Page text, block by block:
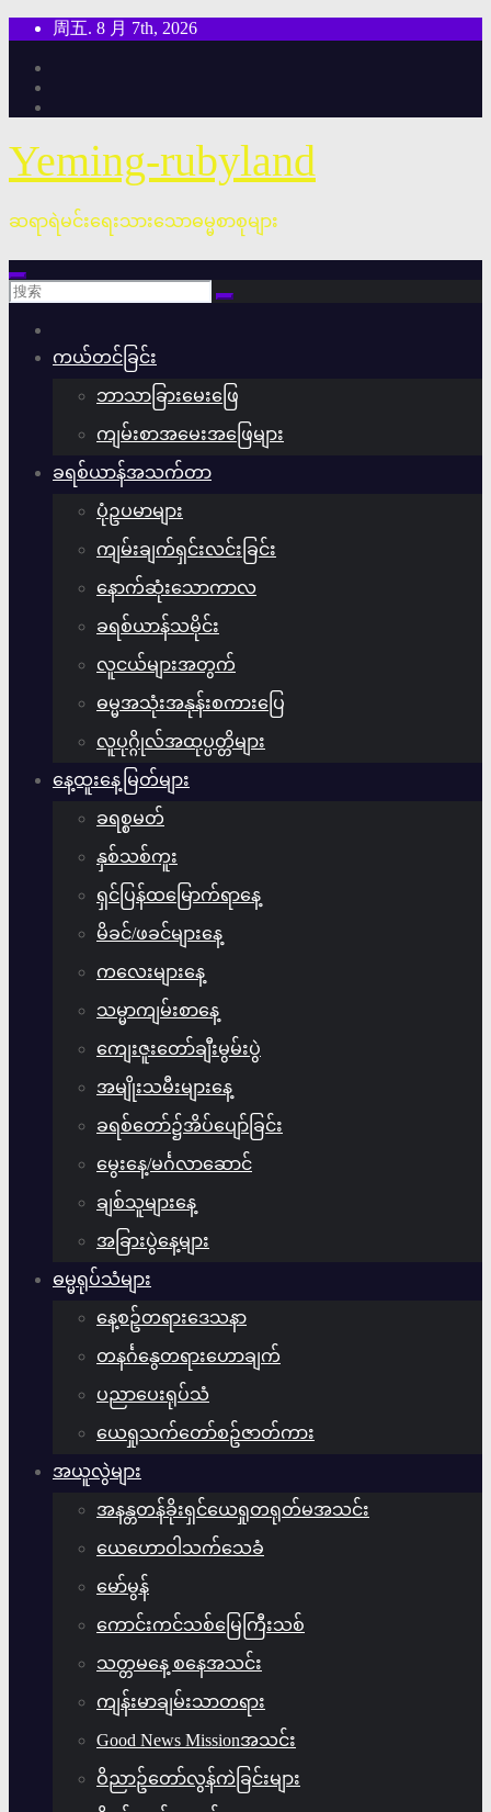
周五. 8 月 7th, 2026
Yeming-rubyland
ဆရာရဲမင်းရေးသားသောဓမ္မစာစုများ
ကယ်တင်ခြင်း
ဘာသာခြားမေးဖြေ
ကျမ်းစာအမေးအဖြေများ
ခရစ်ယာန်အသက်တာ
ပုံဥပမာများ
ကျမ်းချက်ရှင်းလင်းခြင်း
နောက်ဆုံးသောကာလ
ခရစ်ယာန်သမိုင်း
လူငယ်များအတွက်
ဓမ္မအသုံးအနုန်းစကားပြေ
လူပုဂ္ဂိုလ်အထုပ္ပတ္တိများ
နေ့ထူးနေ့မြတ်များ
ခရစ္စမတ်
နှစ်သစ်ကူး
ရှင်ပြန်ထမြောက်ရာနေ့
မိခင်/ဖခင်များနေ့
ကလေးများနေ့
သမ္မာကျမ်းစာနေ့
ကျေးဇူးတော်ချီးမွမ်းပွဲ
အမျိုးသမီးများနေ့
ခရစ်တော်၌အိပ်ပျော်ခြင်း
မွေးနေ့/မင်္ဂလာဆောင်
ချစ်သူများနေ့
အခြားပွဲနေ့များ
ဓမ္မရုပ်သံများ
နေ့စဥ်တရားဒေသနာ
တနင်္ဂနွေတရားဟောချက်
ပညာပေးရုပ်သံ
ယေရှုသက်တော်စဥ်ဇာတ်ကား
အယူလွဲများ
အနန္တတန်ခိုးရှင်ယေရှုတရုတ်မအသင်း
ယေဟောဝါသက်သေခံ
မော်မွန်
ကောင်းကင်သစ်မြေကြီးသစ်
သတ္တမနေ့ စနေအသင်း
ကျန်းမာချမ်းသာတရား
Good News Missionအသင်း
ဝိညာဥ်တော်လွန်ကဲခြင်းများ